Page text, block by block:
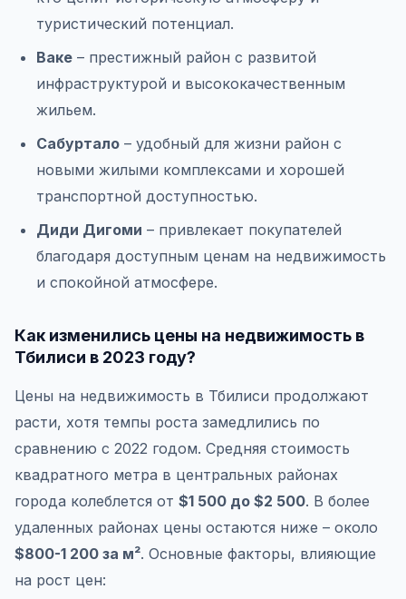
туристический потенциал.
Ваке – престижный район с развитой
инфраструктурой и высококачественным
жильем.
Сабуртало – удобный для жизни район с
новыми жилыми комплексами и хорошей
транспортной доступностью.
Диди Дигоми – привлекает покупателей
благодаря доступным ценам на недвижимость
и спокойной атмосфере.
Как изменились цены на недвижимость в
Тбилиси в 2023 году?
Цены на недвижимость в Тбилиси продолжают
расти, хотя темпы роста замедлились по
сравнению с 2022 годом. Средняя стоимость
квадратного метра в центральных районах
города колеблется от $1 500 до $2 500. В более
удаленных районах цены остаются ниже – около
$800-1 200 за м². Основные факторы, влияющие
на рост цен: